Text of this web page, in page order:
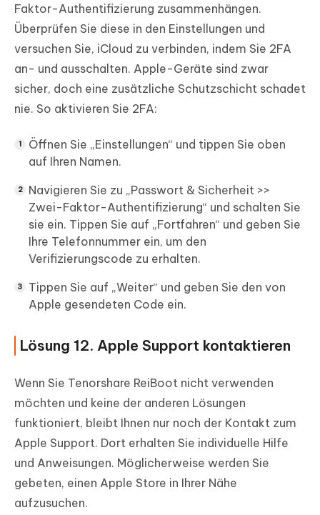
Faktor-Authentifizierung zusammenhängen.
Überprüfen Sie diese in den Einstellungen und
versuchen Sie, iCloud zu verbinden, indem Sie 2FA
an- und ausschalten. Apple-Geräte sind zwar
sicher, doch eine zusätzliche Schutzschicht schadet
nie. So aktivieren Sie 2FA:
Öffnen Sie „Einstellungen“ und tippen Sie oben
auf Ihren Namen.
Navigieren Sie zu „Passwort & Sicherheit >>
Zwei-Faktor-Authentifizierung“ und schalten Sie
sie ein. Tippen Sie auf „Fortfahren“ und geben Sie
Ihre Telefonnummer ein, um den
Verifizierungscode zu erhalten.
Tippen Sie auf „Weiter“ und geben Sie den von
Apple gesendeten Code ein.
Lösung 12. Apple Support kontaktieren
Wenn Sie Tenorshare ReiBoot nicht verwenden
möchten und keine der anderen Lösungen
funktioniert, bleibt Ihnen nur noch der Kontakt zum
Apple Support. Dort erhalten Sie individuelle Hilfe
und Anweisungen. Möglicherweise werden Sie
gebeten, einen Apple Store in Ihrer Nähe
aufzusuchen.